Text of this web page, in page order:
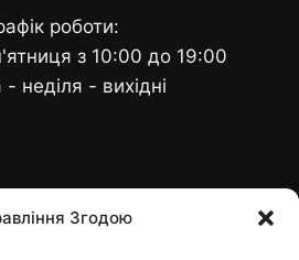
Згодою
роботи:
з 10:00 до 19:00
неділя - вихідні